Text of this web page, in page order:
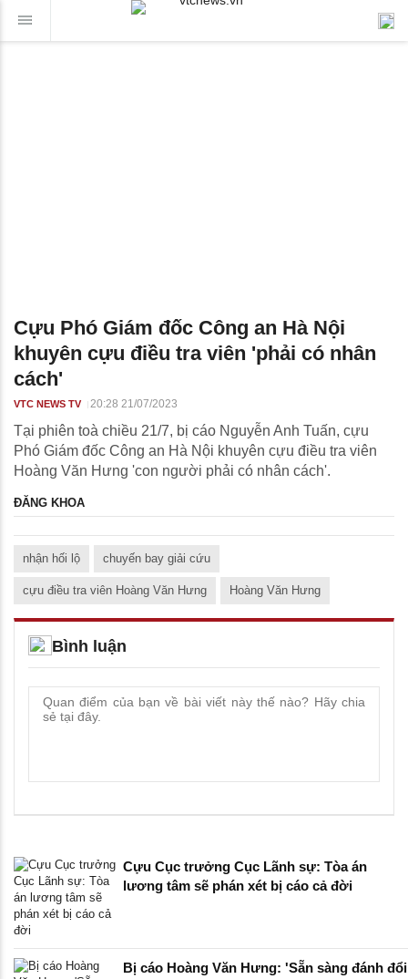
Cựu Phó Giám đốc Công an Hà Nội
khuyên cựu điều tra viên 'phải có nhân
cách'
VTC NEWS TV 20:28 21/07/2023
Tại phiên toà chiều 21/7, bị cáo Nguyễn Anh Tuấn, cựu
Phó Giám đốc Công an Hà Nội khuyên cựu điều tra viên
Hoàng Văn Hưng 'con người phải có nhân cách'.
ĐĂNG KHOA
nhận hối lộ chuyến bay giải cứu
cựu điều tra viên Hoàng Văn Hưng Hoàng Văn Hưng
Bình luận
Cựu Cục trưởng Cục Lãnh sự: Tòa án
lương tâm sẽ phán xét bị cáo cả đời
Bị cáo Hoàng Văn Hưng: 'Sẵn sàng đánh đổi